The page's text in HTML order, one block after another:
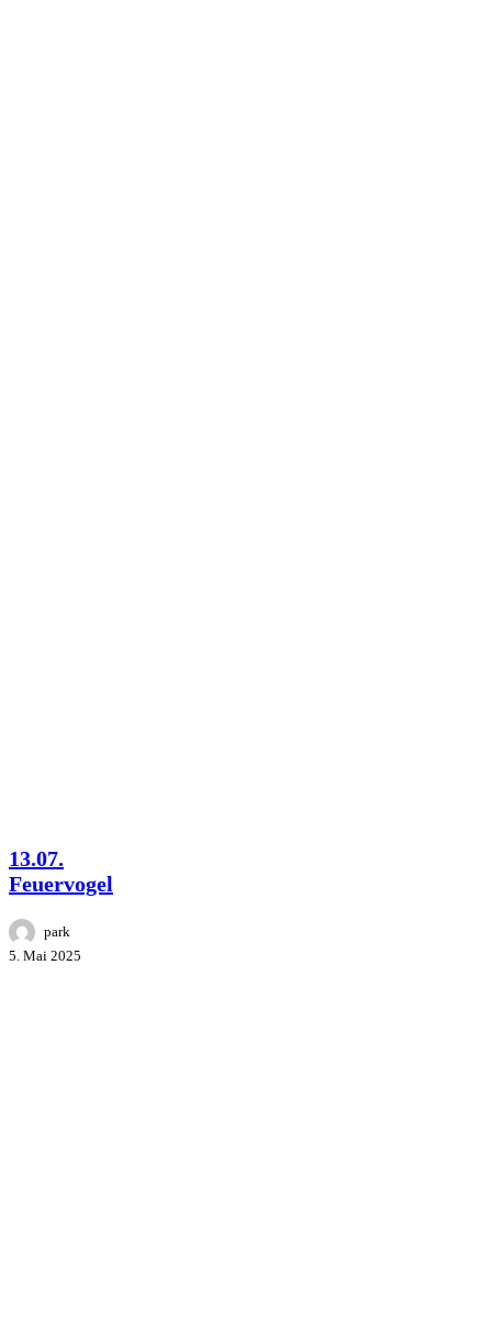
13.07.
Feuervogel
park
5. Mai 2025